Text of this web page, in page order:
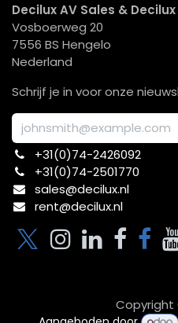
Decilux AV Sales &
Vosboerweg 20
7556 BS Hengelo
Nederland
Schrijf je in voor onze
+31(0)74-2426092​
+31(0)74-2501770
sales@decilux.nl
rent@decilux.nl
Copyright